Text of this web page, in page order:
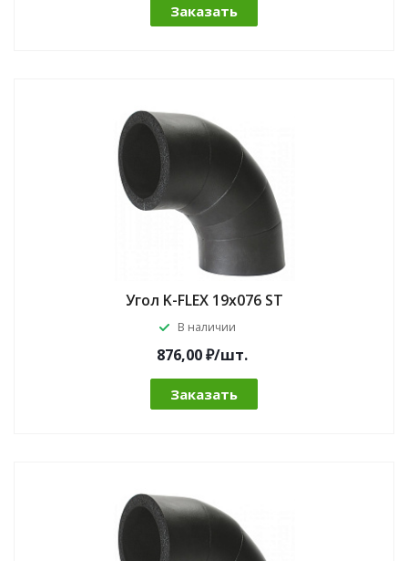
Заказать
Угол K-FLEX 19x076 ST
В наличии
876,00 ₽/шт.
Заказать